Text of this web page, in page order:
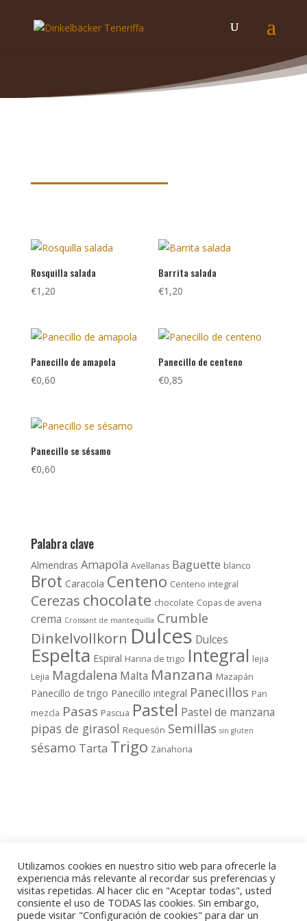
Rosquilla salada
€1,20
Barrita salada
€1,20
Panecillo de amapola
€0,60
Panecillo de centeno
€0,85
Panecillo se sésamo
€0,60
Palabra clave
Almendras Amapola Avellanas Baguette blanco
Brot Caracola Centeno Centeno integral
Cerezas chocolate chocolate Copas de avena
crema Croissant de mantequilla Crumble
Dinkelvollkorn Dulces Dulces
Espelta Espiral Harina de trigo Integral lejia
Lejia Magdalena Malta Manzana Mazapán
Panecillo de trigo Panecillo integral Panecillos Pan
mezcla Pasas Pascua Pastel Pastel de manzana
pipas de girasol Requesón Semillas sin gluten
sésamo Tarta Trigo Zanahoria
POLÍTICA DE PRIVACIDAD AVISO LEGAL
Utilizamos cookies en nuestro sitio web para ofrecerle la
experiencia más relevante al recordar sus preferencias y
visitas repetidas. Al hacer clic en "Aceptar todas", usted
consiente el uso de TODAS las cookies. Sin embargo,
puede visitar "Configuración de cookies" para dar un